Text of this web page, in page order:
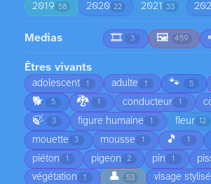
2019 58 2020 22 2021 33
Medias 🎞️ 3 🖼️ 459
Êtres vivants
adolescent 1 adulte 1 🐾 5
🐕 5 🐉 1 conducteur 1
🍃 3 figure humaine 1 fleur 12
mouette 3 mousse 1 🎵 1
piéton 1 pigeon 2 pin 1
végétation 1 👤 53 visage stylisé